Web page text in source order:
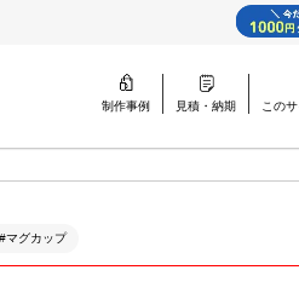
制作事例
見積・納期 この
#マグカップ